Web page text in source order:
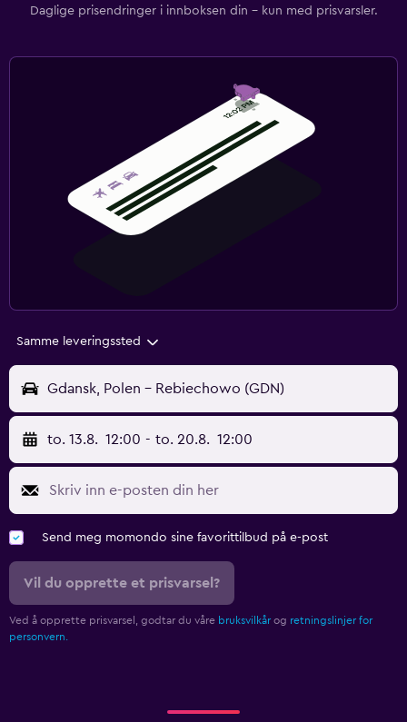
Daglige prisendringer i innboksen din – kun med prisvarsler.
Samme leveringssted
Gdansk, Polen - Rebiechowo (GDN)
to. 13.8. 12:00 - to. 20.8. 12:00
Send meg momondo sine favorittilbud på e-post
Vil du opprette et prisvarsel?
Ved å opprette prisvarsel, godtar du våre bruksvilkår og retningslinjer for
personvern.